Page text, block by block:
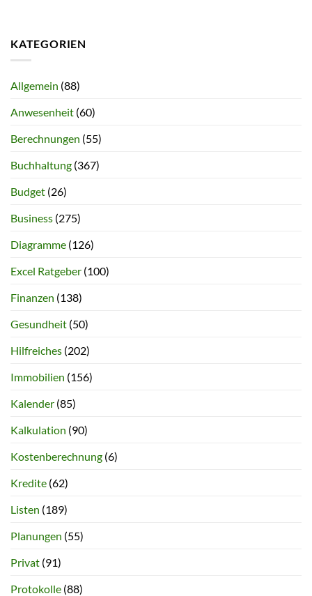
KATEGORIEN
Allgemein (88)
Anwesenheit (60)
Berechnungen (55)
Buchhaltung (367)
Budget (26)
Business (275)
Diagramme (126)
Excel Ratgeber (100)
Finanzen (138)
Gesundheit (50)
Hilfreiches (202)
Immobilien (156)
Kalender (85)
Kalkulation (90)
Kostenberechnung (6)
Kredite (62)
Listen (189)
Planungen (55)
Privat (91)
Protokolle (88)